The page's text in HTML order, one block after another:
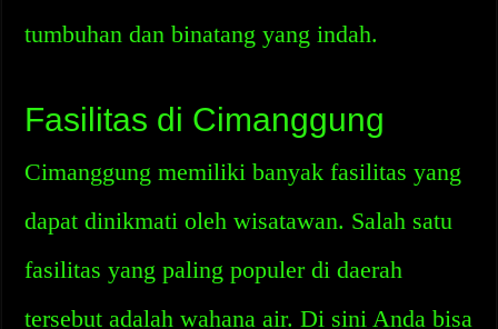
tumbuhan dan binatang yang indah.
Fasilitas di Cimanggung
Cimanggung memiliki banyak fasilitas yang
dapat dinikmati oleh wisatawan. Salah satu
fasilitas yang paling populer di daerah
tersebut adalah wahana air. Di sini Anda bisa